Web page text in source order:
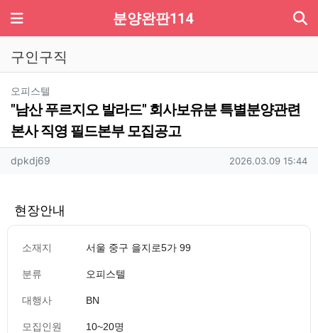
메뉴 분양완판114
구인구직
오피스텔
"남산 푸르지오 발라드" 회사보유분 특별분양관련
본사 직영 필드본부 모집공고
작성자 정보
dpkdj69 작성일
2026.03.09 15:44
현장안내
소재지 서울 중구 을지로5가 99
분류 오피스텔
대행사 BN
모집인원 10~20명